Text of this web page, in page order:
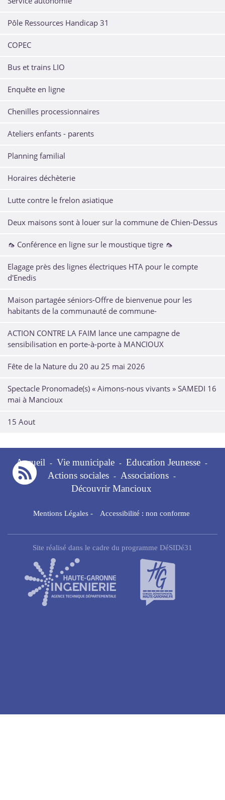
Pôle Ressources Handicap 31
COPEC
Bus et trains LIO
Enquête en ligne
Chenilles processionnaires
Ateliers enfants - parents
Planning familial
Horaires déchèterie
Lutte contre le frelon asiatique
Deux maisons sont à louer sur la commune de Chien-Dessus
🦟 Conférence en ligne sur le moustique tigre 🦟
Elagage près des lignes électriques HTA pour le compte
d'Enedis
Maison partagée séniors-Offre de bienvenue pour les
habitants de la communauté de commune-
ACTION CONTRE LA FAIM lance une campagne de
sensibilisation en porte-à-porte à MANCIOUX
Fête de la Nature du 20 au 25 mai 2026
Spectacle Pronomade(s) « Aimons-nous vivants » SAMEDI 16
mai à Mancioux
15 Aout
Accueil - Vie municipale - Education Jeunesse -
Actions sociales - Associations -
Découvrir Mancioux
Mentions Légales- Accessibilité : non conforme
Site réalisé dans le cadre du programme DéSIDé31